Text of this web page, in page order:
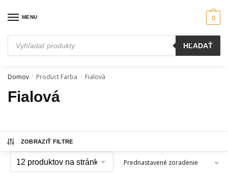
MENU
Products
search
HĽADAŤ
0
Domov / Product Farba / Fialová
Fialová
ZOBRAZIŤ FILTRE